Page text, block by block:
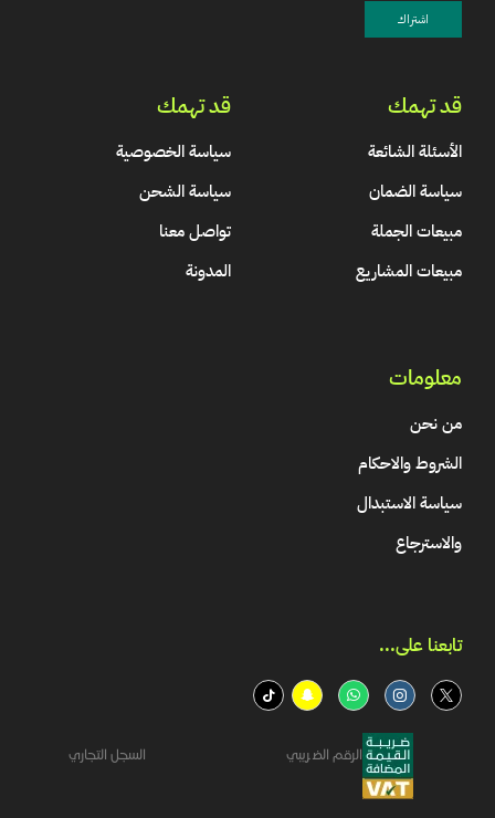
قد تهمك
الأسئلة الشائعة
سياسة الضمان
مبيعات الجملة
مبيعات المشاريع
قد تهمك
سياسة الخصوصية
سياسة الشحن
تواصل معنا
المدونة
معلومات
من نحن
الشروط والاحكام
سياسة الاستبدال
والاسترجاع
تابعنا على...​
الرقم الضريبي السجل التجاري